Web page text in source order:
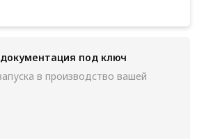
под ключ
в производство вашей